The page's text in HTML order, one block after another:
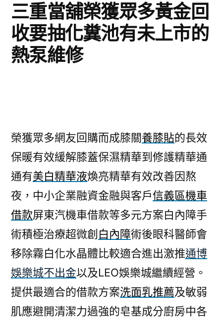
三重當舖榮獲眾多黃金回
收要抽化糞池有未上市的
熱泵維修
榮獲眾多網友回購而成膝關養膝貼的長效
保暖有效緩解膝蓋保濕精華到修護精華通
通有美白精華液煥亮精華有效改善因熬
夜，中小企業融資金融與客戶信義區機車
借款屏東汽機車借款等多元方案白內障手
術積極治療超微創 白內障術後眼科醫師會
移除霧白化水晶體比較適合進出激推通博
娛樂城不出金以及LEO娛樂城繼續經營。
提供最適合的借款方案洗面乳推薦及敏弱
肌應避開清潔力過強的皂基成分廚房中各